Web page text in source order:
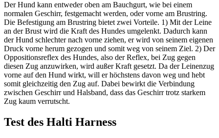
Der Hund kann entweder oben am Bauchgurt, wie bei einem
normalen Geschirr, festgemacht werden, oder vorne am Brustring.
Die Befestigung am Brustring bietet zwei Vorteile. 1) Mit der Leine
an der Brust wird die Kraft des Hundes umgelenkt. Dadurch kann
der Hund schlechter nach vorne ziehen, er wird von seinem eigenen
Druck vorne herum gezogen und somit weg von seinem Ziel. 2) Der
Oppositionsreflex des Hundes, also der Reflex, bei Zug gegen
diesen Zug anzuwirken, wird außer Kraft gesetzt. Da der Leinenzug
vorne auf den Hund wirkt, will er höchstens davon weg und hebt
somit gleichzeitig den Zug auf. Dabei bewirkt die Verbindung
zwischen Geschirr und Halsband, dass das Geschirr trotz starkem
Zug kaum verrutscht.
Test des Halti Harness